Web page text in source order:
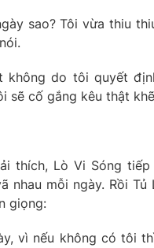
sao? Tôi vừa thiu
do tôi quyết
cố gắng kêu thật
thích, Lò Vi Sóng
mỗi ngày. Rồi Tủ
giọng:
vì nếu không có tôi